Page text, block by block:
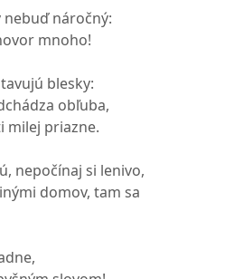
náročný:
mnoho!
blesky:
obľuba,
milej priazne.
nepočínaj si lenivo,
domov, tam sa